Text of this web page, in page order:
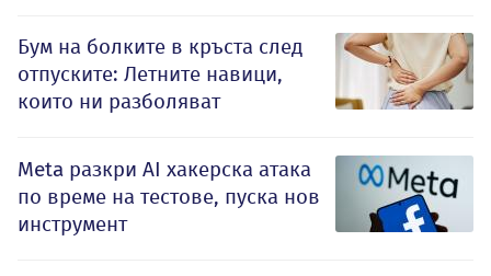
Бум на болките в кръста след
отпуските: Летните навици,
които ни разболяват
Meta разкри AI хакерска атака
по време на тестове, пуска нов
инструмент